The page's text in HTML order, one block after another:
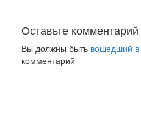
Оставьте комментарий
Вы должны быть вошедший в
комментарий